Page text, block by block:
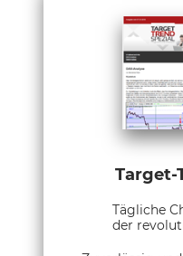
Target-
Tägliche
der